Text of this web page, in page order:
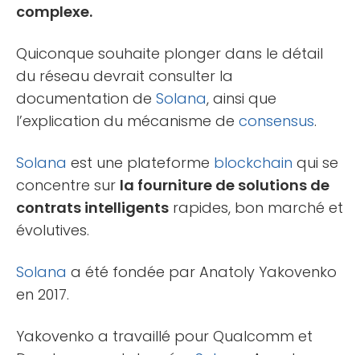
complexe.
Quiconque souhaite plonger dans le détail
du réseau devrait consulter la
documentation de Solana, ainsi que
l’explication du mécanisme de consensus.
Solana est une plateforme blockchain qui se
concentre sur la fourniture de solutions de
contrats intelligents rapides, bon marché et
évolutives.
Solana a été fondée par Anatoly Yakovenko
en 2017.
Yakovenko a travaillé pour Qualcomm et